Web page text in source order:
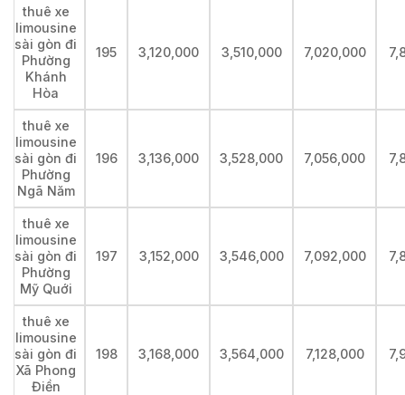
thuê xe
limousine
sài gòn đi
Phường
Khánh
Hòa
195 3,120,000 3,510,000 7,020,000
thuê xe
limousine
sài gòn đi
Phường
Ngã Năm
196 3,136,000 3,528,000 7,056,000
thuê xe
limousine
sài gòn đi
Phường
Mỹ Quới
197 3,152,000 3,546,000 7,092,000
thuê xe
limousine
sài gòn đi
Xã Phong
Điền
198 3,168,000 3,564,000 7,128,000